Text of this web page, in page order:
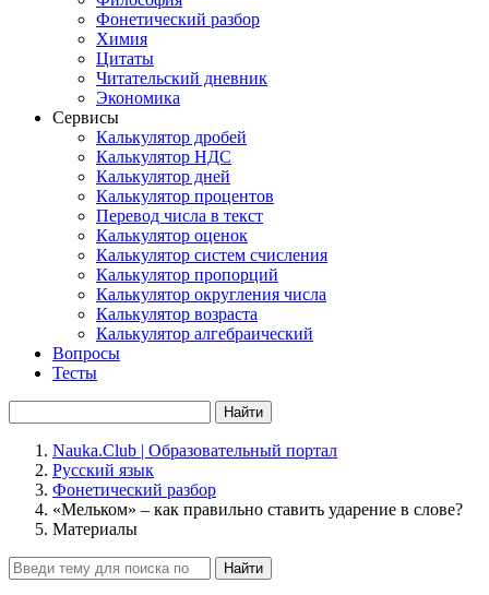
Фонетический разбор
Химия
Цитаты
Читательский дневник
Экономика
Сервисы
Калькулятор дробей
Калькулятор НДС
Калькулятор дней
Калькулятор процентов
Перевод числа в текст
Калькулятор оценок
Калькулятор систем счисления
Калькулятор пропорций
Калькулятор округления числа
Калькулятор возраста
Калькулятор алгебраический
Вопросы
Тесты
Найти
Nauka.Club | Образовательный портал
Русский язык
Фонетический разбор
«Мельком» – как правильно ставить ударение в слове?
Материалы
Найти